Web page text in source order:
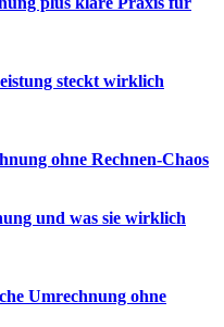
steckt wirklich
ohne Rechnen-Chaos
und was sie wirklich
Umrechnung ohne